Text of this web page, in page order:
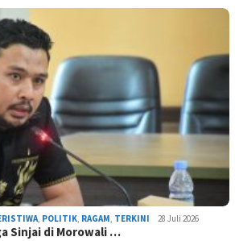
, POLITIK, RAGAM, TERKINI 28 Juli 2026
Sinjai di Morowali …